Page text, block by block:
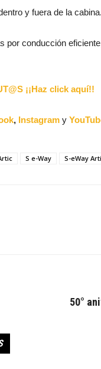
y fuera de la cabina.
por conducción
¡¡Haz click aquí!!
, Instagram y
S e-Way S-eWay
50°